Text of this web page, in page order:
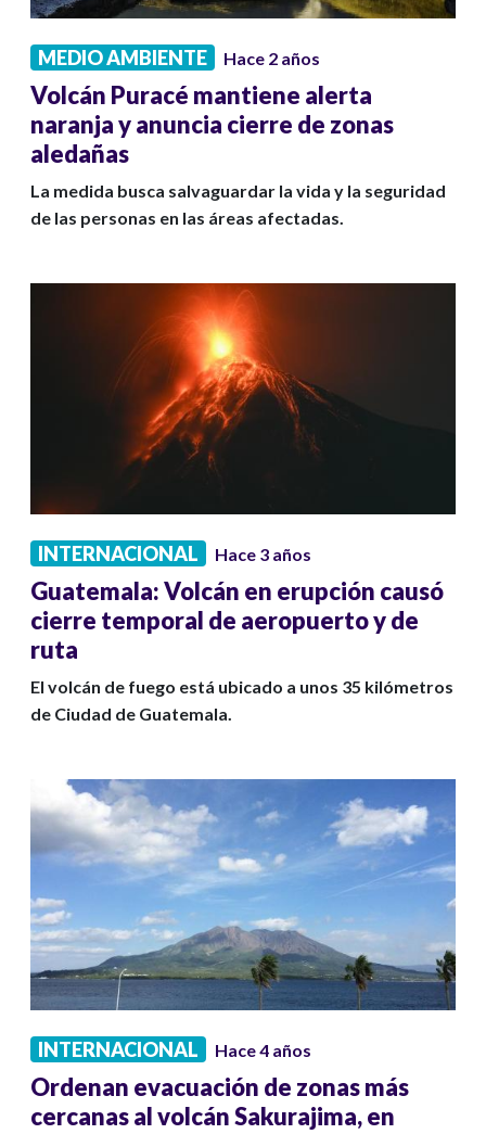
MEDIO AMBIENTE Hace 2 años
Volcán Puracé mantiene alerta
naranja y anuncia cierre de zonas
aledañas
La medida busca salvaguardar la vida y la seguridad
de las personas en las áreas afectadas.
INTERNACIONAL Hace 3 años
Guatemala: Volcán en erupción causó
cierre temporal de aeropuerto y de
ruta
El volcán de fuego está ubicado a unos 35 kilómetros
de Ciudad de Guatemala.
INTERNACIONAL Hace 4 años
Ordenan evacuación de zonas más
cercanas al volcán Sakurajima, en